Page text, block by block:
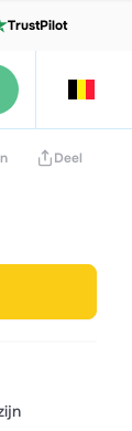
TrustPilot
Deel